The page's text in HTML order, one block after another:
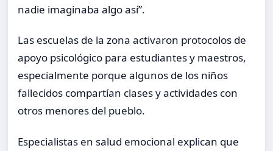
nadie imaginaba algo así”.
Las escuelas de la zona activaron protocolos de
apoyo psicológico para estudiantes y maestros,
especialmente porque algunos de los niños
fallecidos compartían clases y actividades con
otros menores del pueblo.
Especialistas en salud emocional explican que